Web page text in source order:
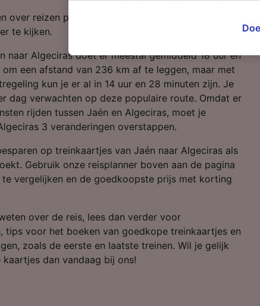
over reizen per trein van Jaén naar Algeciras? Dan
te kijken.
naar Algeciras doet er meestal gemiddeld 18 uur en
een afstand van 236 km af te leggen, maar met
kun je er al in 14 uur en 28 minuten zijn. Je
dag verwachten op deze populaire route. Omdat er
rijden tussen Jaén en Algeciras, moet je
3 veranderingen overstappen.
op treinkaartjes van Jaén naar Algeciras als
Gebruik onze reisplanner boven aan de pagina
vergelijken en de goedkoopste prijs met korting
over de reis, lees dan verder voor
tips voor het boeken van goedkope treinkaartjes en
zoals de eerste en laatste treinen. Wil je gelijk
kaartjes dan vandaag bij ons!
wijzigen door hieronder te klikken.
bezwaar te maken in alle gevallen
elk moment wijzigen op de pagina
keuzes worden aan onze partners
op browsegegevens. Je gegevens
je ons hebt gevraagd om je niet te
Wij en onze partners verwerken
Precieze geolocatiegegevens
scannen ter identificatie. Informatie
openen. Gepersonaliseerde
contentmetingen,